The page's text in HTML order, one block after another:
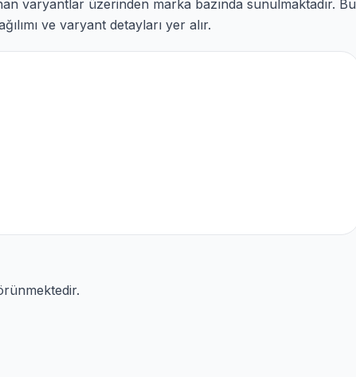
varyantlar üzerinden marka bazında sunulmaktadır. Bu
ve varyant detayları yer alır.